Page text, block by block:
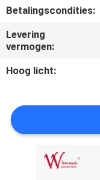
NIEUWS
VRAAG
OFFERTE
Betalingscondities:
Levering
vermogen:
Hoog licht: